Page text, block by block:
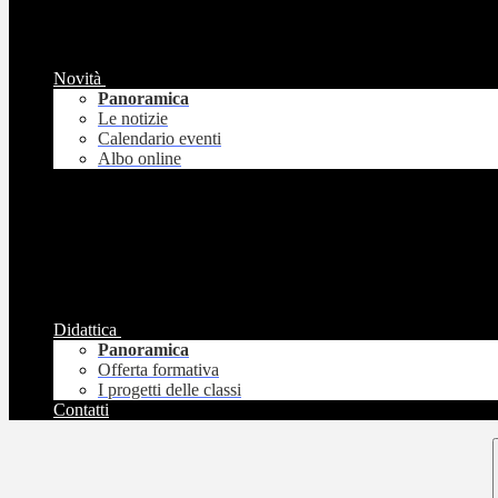
Novità
Panoramica
Le notizie
Calendario eventi
Albo online
Didattica
Panoramica
Offerta formativa
I progetti delle classi
Contatti